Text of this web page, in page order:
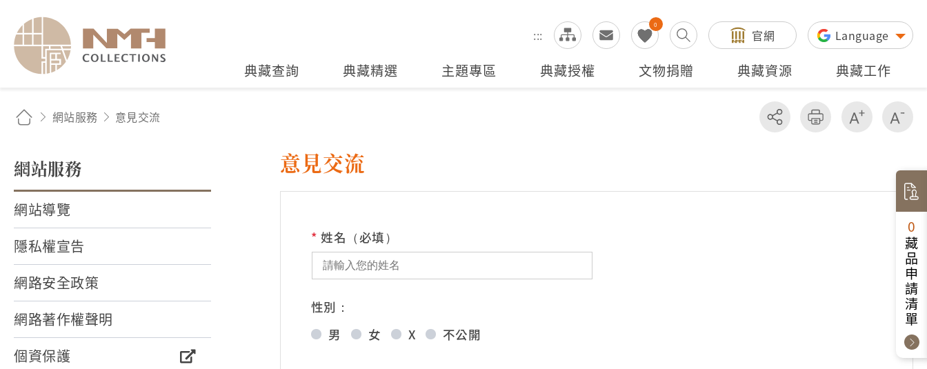
:::
0
全站搜尋 官網 Language
典藏查詢 典藏精選 主題專區 典藏授權 文物捐贈 典藏資源 典藏工作
網站服務 意見交流 分享 友善列印 增加字級
網站服務
網站導覽
隱私權宣告
網路安全政策
網路著作權聲明
個資保護
意見交流
* 姓名（必填）
性別：
男
女 X 不公開
0
藏品申請清單